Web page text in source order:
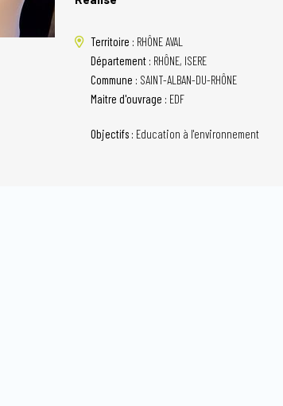
Territoire : RHÔNE AVAL
Département : RHÔNE, ISERE
Commune : SAINT-ALBAN-DU-RHÔNE
Maitre d'ouvrage : EDF
Objectifs : Education à l'environnement